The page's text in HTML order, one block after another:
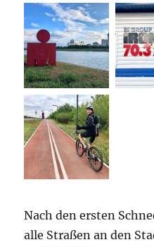
Nach den ersten
alle Straßen an den